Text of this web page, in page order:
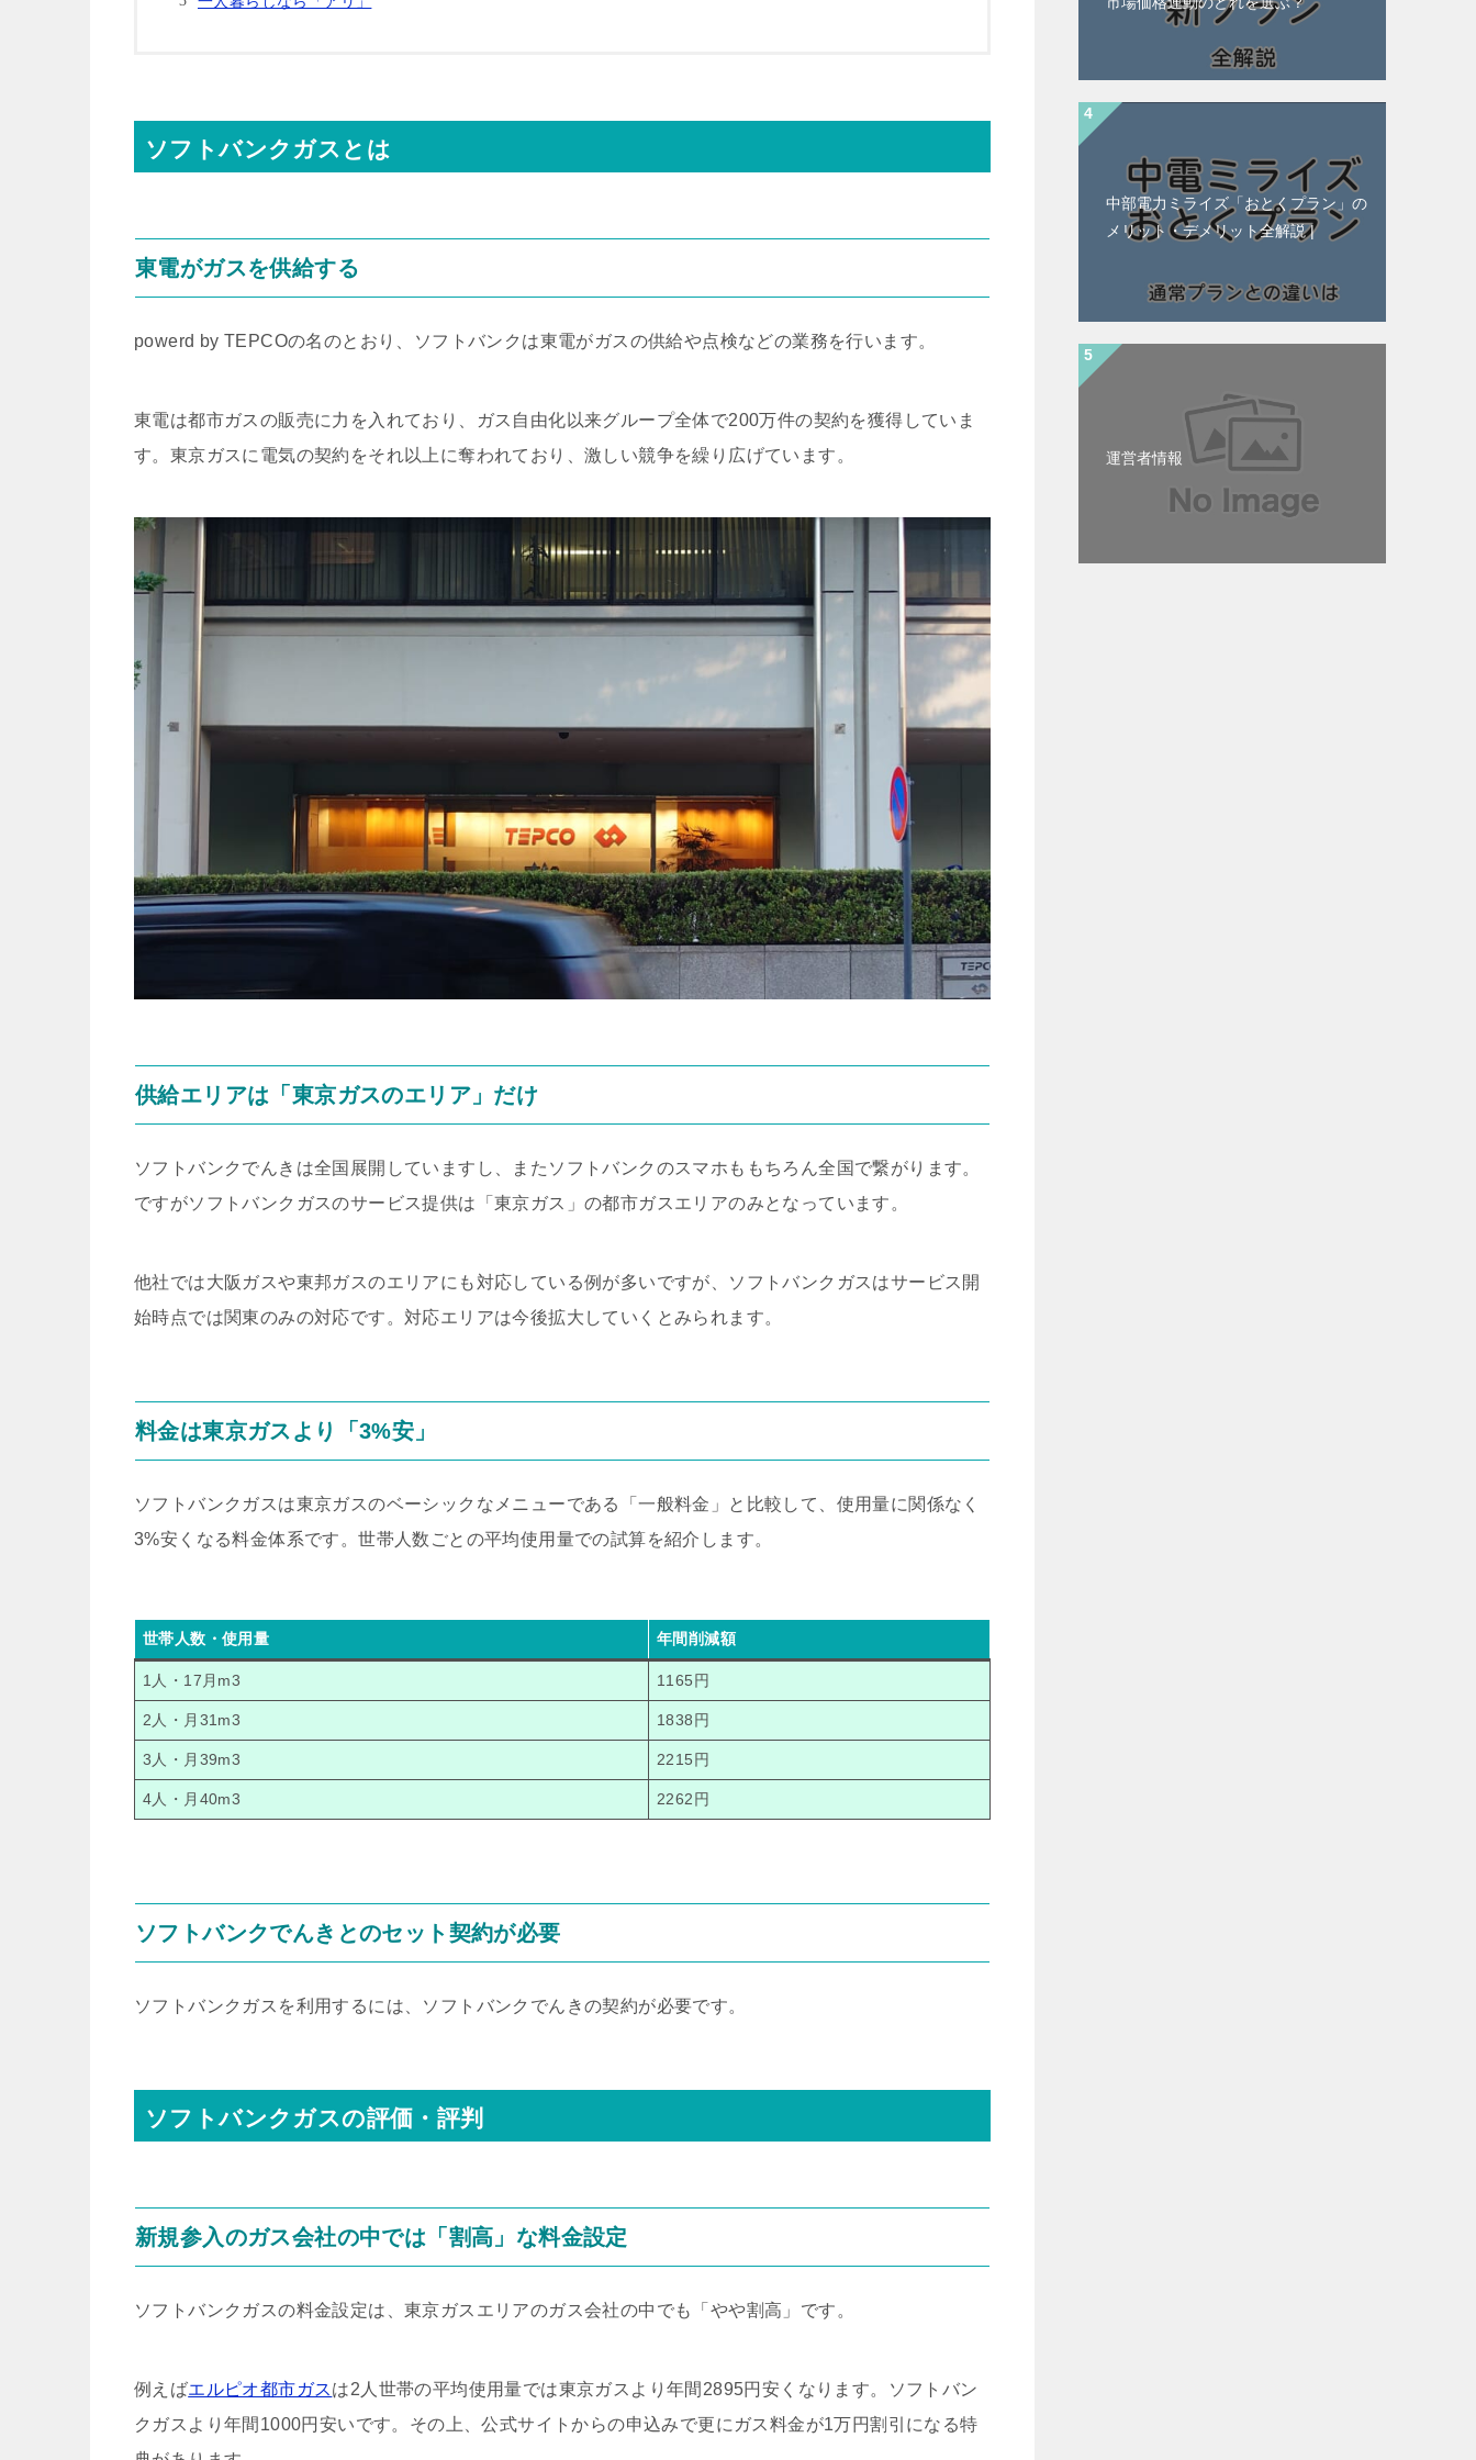
ソフトバンクガスとは
東電がガスを供給する
powerd by TEPCOの名のとおり、ソフトバンクは東電がガスの供給や点検などの業務を行います。
東電は都市ガスの販売に力を入れており、ガス自由化以来グループ全体で200万件の契約を獲得していま
す。東京ガスに電気の契約をそれ以上に奪われており、激しい競争を繰り広げています。
供給エリアは「東京ガスのエリア」だけ
ソフトバンクでんきは全国展開していますし、またソフトバンクのスマホももちろん全国で繋がります。
ですがソフトバンクガスのサービス提供は「東京ガス」の都市ガスエリアのみとなっています。
他社では大阪ガスや東邦ガスのエリアにも対応している例が多いですが、ソフトバンクガスはサービス開
始時点では関東のみの対応です。対応エリアは今後拡大していくとみられます。
料金は東京ガスより「3%安」
ソフトバンクガスは東京ガスのベーシックなメニューである「一般料金」と比較して、使用量に関係なく
3%安くなる料金体系です。世帯人数ごとの平均使用量での試算を紹介します。
世帯人数・使用量 年間削減額
1人・17月m3 1165円
2人・月31m3 1838円
3人・月39m3 2215円
4人・月40m3 2262円
ソフトバンクでんきとのセット契約が必要
ソフトバンクガスを利用するには、ソフトバンクでんきの契約が必要です。
ソフトバンクガスの評価・評判
新規参入のガス会社の中では「割高」な料金設定
ソフトバンクガスの料金設定は、東京ガスエリアのガス会社の中でも「やや割高」です。
例えばエルピオ都市ガスは2人世帯の平均使用量では東京ガスより年間2895円安くなります。ソフトバン
クガスより年間1000円安いです。その上、公式サイトからの申込みで更にガス料金が1万円割引になる特
中部電力ミライズ「おとくプラン」の
メリット・デメリット全解説 |
運営者情報